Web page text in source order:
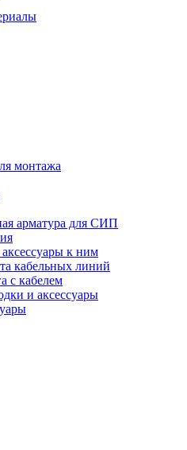
монтажа
арматура для СИП
к ним
кабельных линий
с кабелем
и аксессуары